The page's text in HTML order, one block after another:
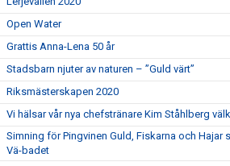
Open Water
Grattis Anna-Lena 50 år
Stadsbarn njuter av naturen – ”Guld värt”
Riksmästerskapen 2020
Vi hälsar vår nya chefstränare Kim Ståhlberg
Simning för Pingvinen Guld, Fiskarna och Hajar
Vä-badet